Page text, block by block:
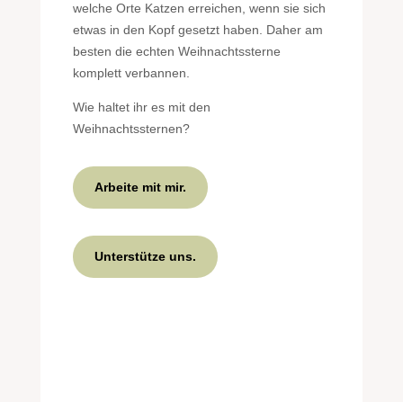
welche Orte Katzen erreichen, wenn sie sich
etwas in den Kopf gesetzt haben. Daher am
besten die echten Weihnachtssterne
komplett verbannen.
Wie haltet ihr es mit den
Weihnachtssternen?
Arbeite mit mir.
Unterstütze uns.